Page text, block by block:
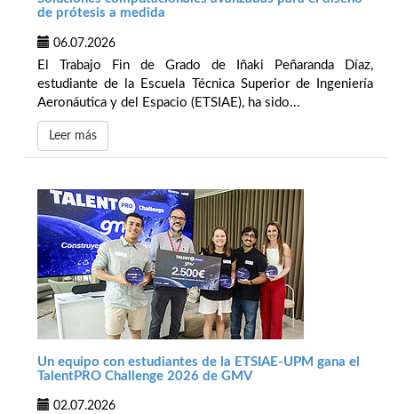
de prótesis a medida
06.07.2026
El Trabajo Fin de Grado de Iñaki Peñaranda Díaz,
estudiante de la Escuela Técnica Superior de Ingeniería
Aeronáutica y del Espacio (ETSIAE), ha sido...
Leer más
Un equipo con estudiantes de la ETSIAE-UPM gana el
TalentPRO Challenge 2026 de GMV
02.07.2026